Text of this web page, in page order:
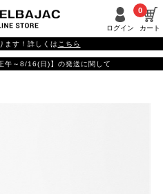
ログイン カート
0
ます！詳しくは こちら
午～8/16(日)】の発送に関して